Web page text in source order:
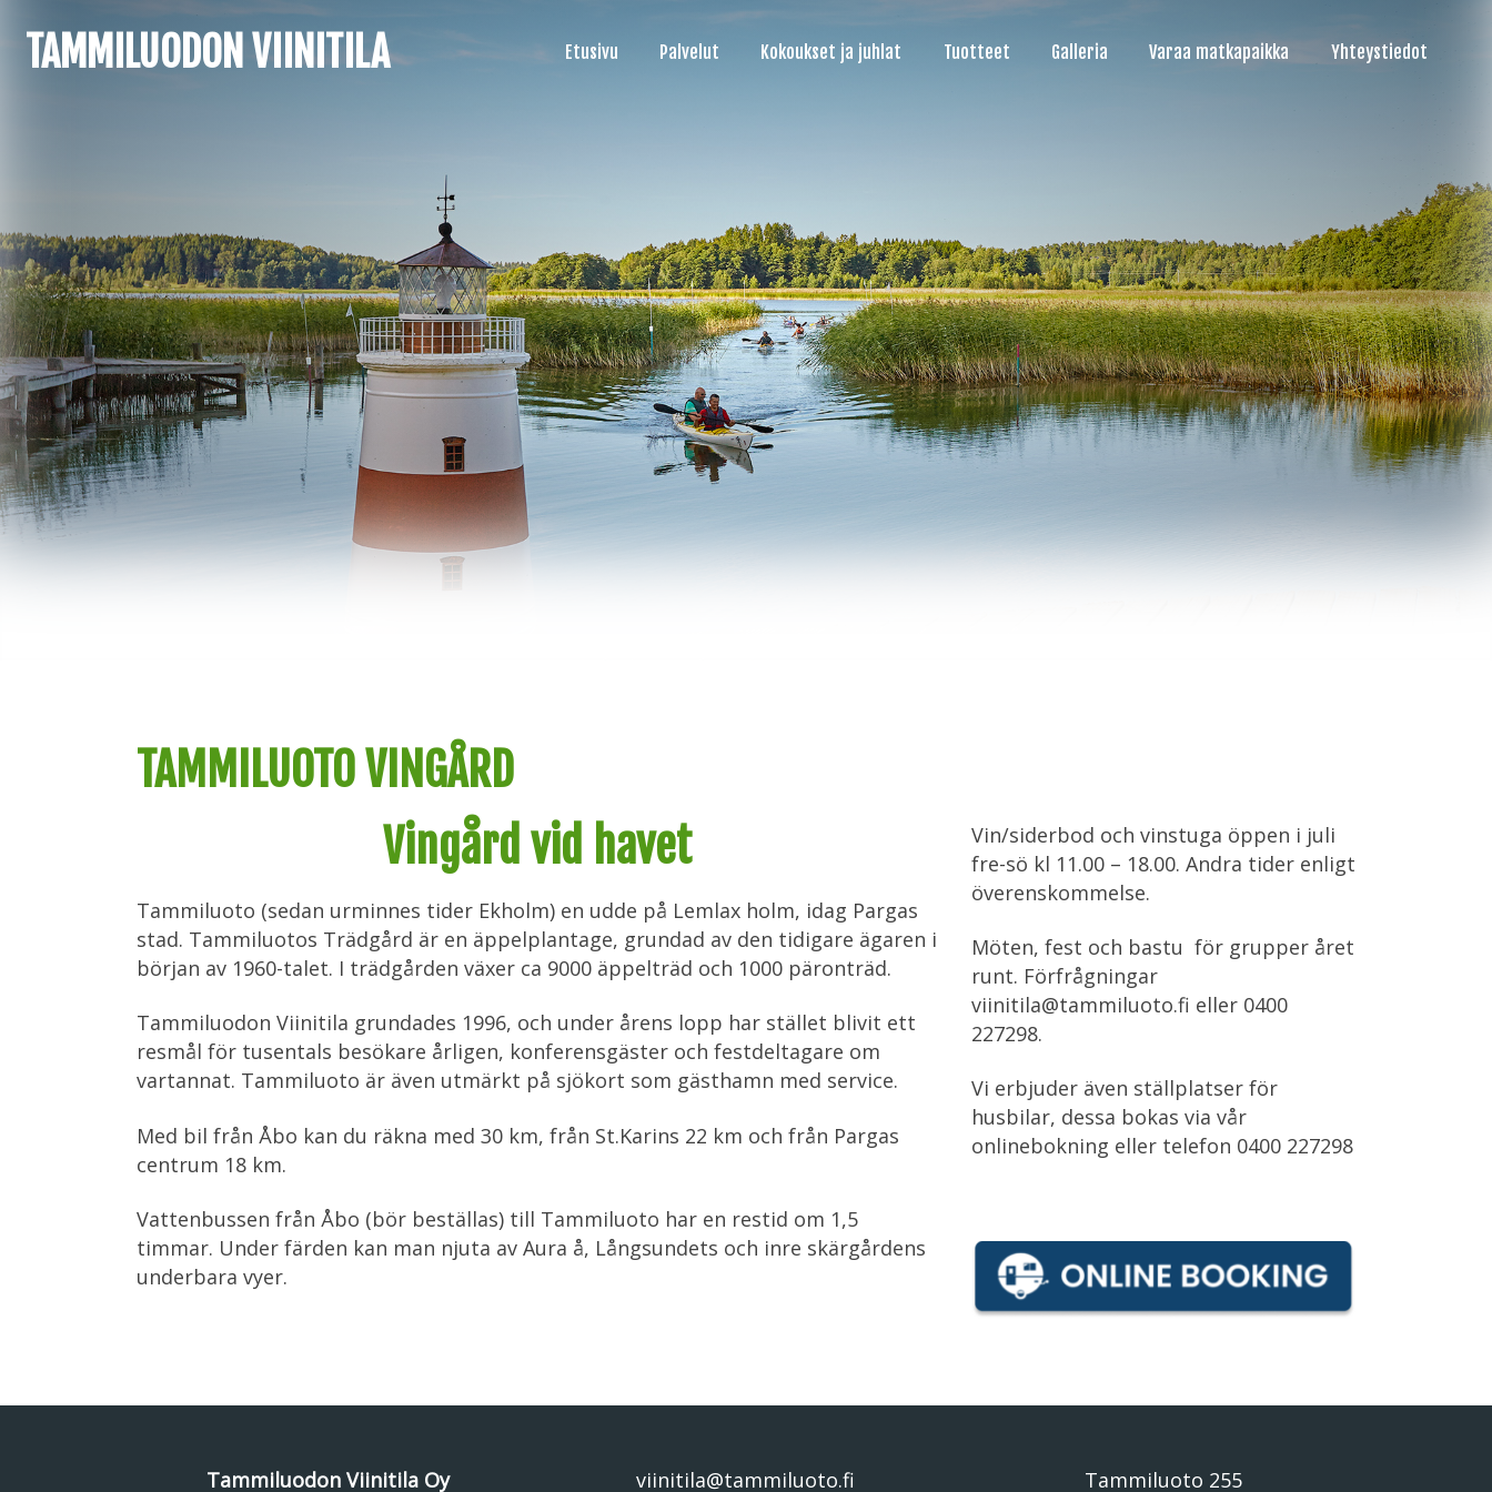
TAMMILUODON VIINITILA Etusivu Palvelut Kokoukset ja juhlat Tuotteet Galleria Varaa matkapaikka Yhteystiedot
TAMMILUOTO VINGÅRD
Vingård vid havet
Tammiluoto (sedan urminnes tider Ekholm) en udde på Lemlax holm, idag Pargas
stad. Tammiluotos Trädgård är en äppelplantage, grundad av den tidigare ägaren i
början av 1960-talet. I trädgården växer ca 9000 äppelträd och 1000 päronträd.
Tammiluodon Viinitila grundades 1996, och under årens lopp har stället blivit ett
resmål för tusentals besökare årligen, konferensgäster och festdeltagare om
vartannat. Tammiluoto är även utmärkt på sjökort som gästhamn med service.
Med bil från Åbo kan du räkna med 30 km, från St.Karins 22 km och från Pargas
centrum 18 km.
Vattenbussen från Åbo (bör beställas) till Tammiluoto har en restid om 1,5
timmar. Under färden kan man njuta av Aura å, Långsundets och inre skärgårdens
underbara vyer.
Vin/siderbod och vinstuga öppen i juli
fre-sö kl 11.00 – 18.00. Andra tider enligt
överenskommelse.
Möten, fest och bastu för grupper året
runt. Förfrågningar
viinitila@tammiluoto.fi eller 0400
227298.
Vi erbjuder även ställplatser för
husbilar, dessa bokas via vår
onlinebokning eller telefon 0400 227298
Tammiluodon Viinitila Oy viinitila@tammiluoto.fi Tammiluoto 255